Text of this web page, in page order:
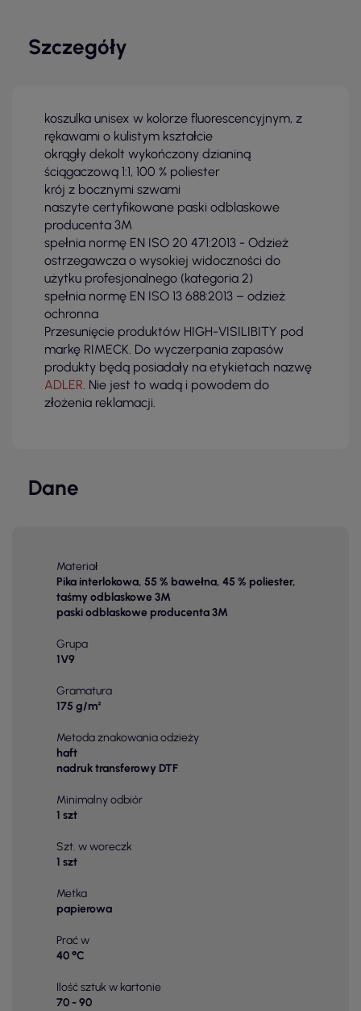
Szczegóły
koszulka unisex w kolorze fluorescencyjnym, z
rękawami o kulistym kształcie
okrągły dekolt wykończony dzianiną
ściągaczową 1:1, 100 % poliester
krój z bocznymi szwami
naszyte certyfikowane paski odblaskowe
producenta 3M
spełnia normę EN ISO 20 471:2013 - Odzież
ostrzegawcza o wysokiej widoczności do
użytku profesjonalnego (kategoria 2)
spełnia normę EN ISO 13 688:2013 – odzież
ochronna
Przesunięcie produktów HIGH-VISILIBITY pod
markę RIMECK. Do wyczerpania zapasów
produkty będą posiadały na etykietach nazwę
ADLER. Nie jest to wadą i powodem do
złożenia reklamacji.
Dane
Materiał
Pika interlokowa, 55 % bawełna, 45 % poliester,
taśmy odblaskowe 3M
paski odblaskowe producenta 3M
Grupa
1V9
Gramatura
175 g/m²
Metoda znakowania odzieży
haft
nadruk transferowy DTF
Minimalny odbiór
1 szt
Szt. w woreczk
1 szt
Metka
papierowa
Prać w
40 °C
Ilość sztuk w kartonie
70 - 90